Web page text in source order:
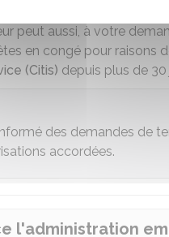
à votre demande un
peut aussi, à votre
en congé pour raisons
(Citis) depuis plus de
des demandes de
accordées.
l'administration